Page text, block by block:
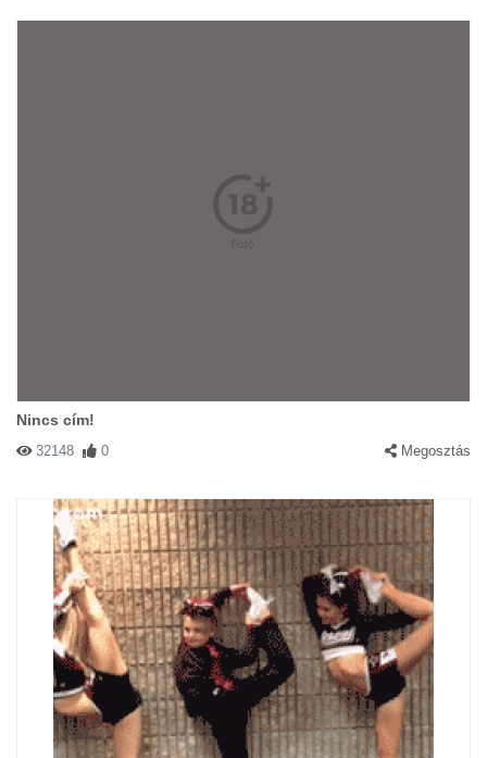
Nincs cím!
32148 0 Megosztás